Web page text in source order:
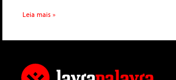
Leia mais »